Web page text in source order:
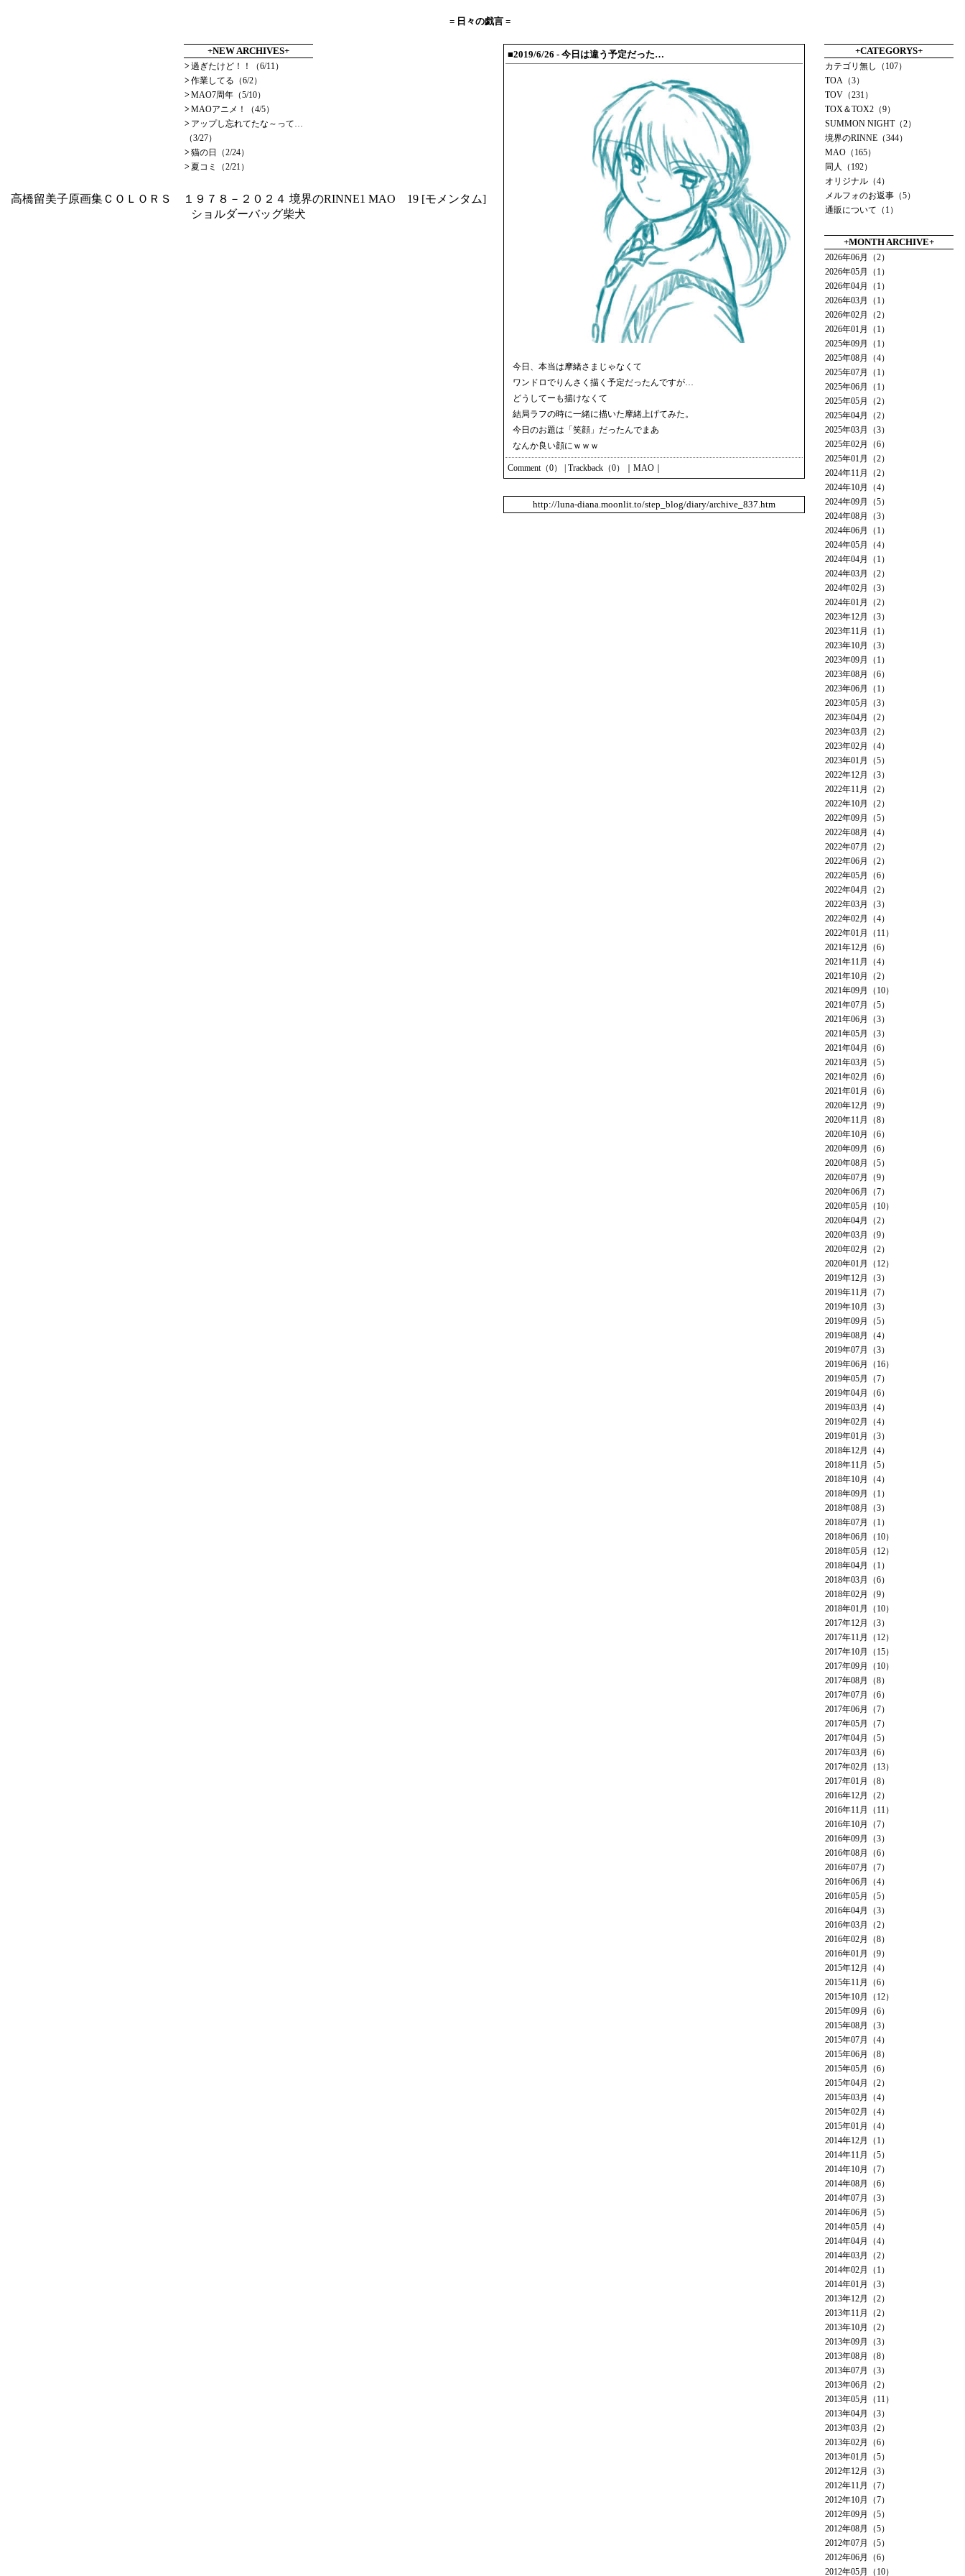
= 日々の戯言 =
+NEW ARCHIVES+
>過ぎたけど！！（6/11）
>作業してる（6/2）
>MAO7周年（5/10）
>MAOアニメ！（4/5）
> アップし忘れてたな～って…
（3/27）
>猫の日（2/24）
>夏コミ（2/21）
高橋留美子原画集ＣＯＬＯＲＳ １９７８－２０２４ 境界のRINNE1 MAO 19 [モメンタム]
ショルダーバッグ柴犬
■2019/6/26 - 今日は違う予定だった…
今日、本当は摩緒さまじゃなくて
ワンドロでりんさく描く予定だったんですが…
どうしてーも描けなくて
結局ラフの時に一緒に描いた摩緒上げてみた。
今日のお題は「笑顔」だったんでまあ
なんか良い顔にｗｗｗ
Comment（0） Trackback（0） MAO
http://luna-diana.moonlit.to/step_blog/diary/archive_837.htm
+CATEGORYS+
カテゴリ無し（107）
TOA（3）
TOV（231）
TOX＆TOX2（9）
SUMMON NIGHT（2）
境界のRINNE（344）
MAO（165）
同人（192）
オリジナル（4）
メルフォのお返事（5）
通販について（1）
+MONTH ARCHIVE+
2026年06月（2）
2026年05月（1）
2026年04月（1）
2026年03月（1）
2026年02月（2）
2026年01月（1）
2025年09月（1）
2025年08月（4）
2025年07月（1）
2025年06月（1）
2025年05月（2）
2025年04月（2）
2025年03月（3）
2025年02月（6）
2025年01月（2）
2024年11月（2）
2024年10月（4）
2024年09月（5）
2024年08月（3）
2024年06月（1）
2024年05月（4）
2024年04月（1）
2024年03月（2）
2024年02月（3）
2024年01月（2）
2023年12月（3）
2023年11月（1）
2023年10月（3）
2023年09月（1）
2023年08月（6）
2023年06月（1）
2023年05月（3）
2023年04月（2）
2023年03月（2）
2023年02月（4）
2023年01月（5）
2022年12月（3）
2022年11月（2）
2022年10月（2）
2022年09月（5）
2022年08月（4）
2022年07月（2）
2022年06月（2）
2022年05月（6）
2022年04月（2）
2022年03月（3）
2022年02月（4）
2022年01月（11）
2021年12月（6）
2021年11月（4）
2021年10月（2）
2021年09月（10）
2021年07月（5）
2021年06月（3）
2021年05月（3）
2021年04月（6）
2021年03月（5）
2021年02月（6）
2021年01月（6）
2020年12月（9）
2020年11月（8）
2020年10月（6）
2020年09月（6）
2020年08月（5）
2020年07月（9）
2020年06月（7）
2020年05月（10）
2020年04月（2）
2020年03月（9）
2020年02月（2）
2020年01月（12）
2019年12月（3）
2019年11月（7）
2019年10月（3）
2019年09月（5）
2019年08月（4）
2019年07月（3）
2019年06月（16）
2019年05月（7）
2019年04月（6）
2019年03月（4）
2019年02月（4）
2019年01月（3）
2018年12月（4）
2018年11月（5）
2018年10月（4）
2018年09月（1）
2018年08月（3）
2018年07月（1）
2018年06月（10）
2018年05月（12）
2018年04月（1）
2018年03月（6）
2018年02月（9）
2018年01月（10）
2017年12月（3）
2017年11月（12）
2017年10月（15）
2017年09月（10）
2017年08月（8）
2017年07月（6）
2017年06月（7）
2017年05月（7）
2017年04月（5）
2017年03月（6）
2017年02月（13）
2017年01月（8）
2016年12月（2）
2016年11月（11）
2016年10月（7）
2016年09月（3）
2016年08月（6）
2016年07月（7）
2016年06月（4）
2016年05月（5）
2016年04月（3）
2016年03月（2）
2016年02月（8）
2016年01月（9）
2015年12月（4）
2015年11月（6）
2015年10月（12）
2015年09月（6）
2015年08月（3）
2015年07月（4）
2015年06月（8）
2015年05月（6）
2015年04月（2）
2015年03月（4）
2015年02月（4）
2015年01月（4）
2014年12月（1）
2014年11月（5）
2014年10月（7）
2014年08月（6）
2014年07月（3）
2014年06月（5）
2014年05月（4）
2014年04月（4）
2014年03月（2）
2014年02月（1）
2014年01月（3）
2013年12月（2）
2013年11月（2）
2013年10月（2）
2013年09月（3）
2013年08月（8）
2013年07月（3）
2013年06月（2）
2013年05月（11）
2013年04月（3）
2013年03月（2）
2013年02月（6）
2013年01月（5）
2012年12月（3）
2012年11月（7）
2012年10月（7）
2012年09月（5）
2012年08月（5）
2012年07月（5）
2012年06月（6）
2012年05月（10）